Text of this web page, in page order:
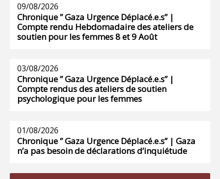
09/08/2026
Chronique ” Gaza Urgence Déplacé.e.s” |
Compte rendu Hebdomadaire des ateliers de
soutien pour les femmes 8 et 9 Août
03/08/2026
Chronique ” Gaza Urgence Déplacé.e.s” |
Compte rendus des ateliers de soutien
psychologique pour les femmes
01/08/2026
Chronique ” Gaza Urgence Déplacé.e.s” | Gaza
n’a pas besoin de déclarations d’inquiétude